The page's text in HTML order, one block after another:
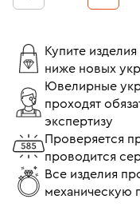
Купите
ниже новых
Ювелирные
проходят
экспертизу
Проверяется
проводится
Все изделия
механическую